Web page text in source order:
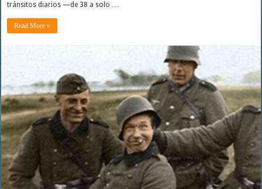
tránsitos diarios —de 38 a solo …
Read More »